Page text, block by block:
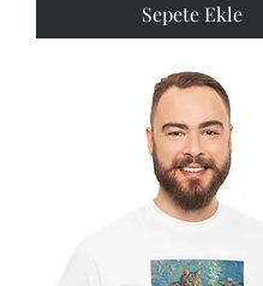
Sepete Ekle